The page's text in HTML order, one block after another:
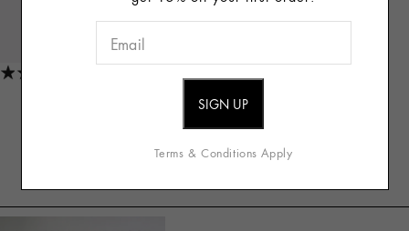
BOOSTING
88.00€ / 100ml
44.00€
Terms & Conditions Apply